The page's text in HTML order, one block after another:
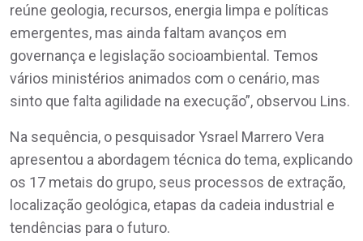
reúne geologia, recursos, energia limpa e políticas
emergentes, mas ainda faltam avanços em
governança e legislação socioambiental. Temos
vários ministérios animados com o cenário, mas
sinto que falta agilidade na execução”, observou Lins.
Na sequência, o pesquisador Ysrael Marrero Vera
apresentou a abordagem técnica do tema, explicando
os 17 metais do grupo, seus processos de extração,
localização geológica, etapas da cadeia industrial e
tendências para o futuro.